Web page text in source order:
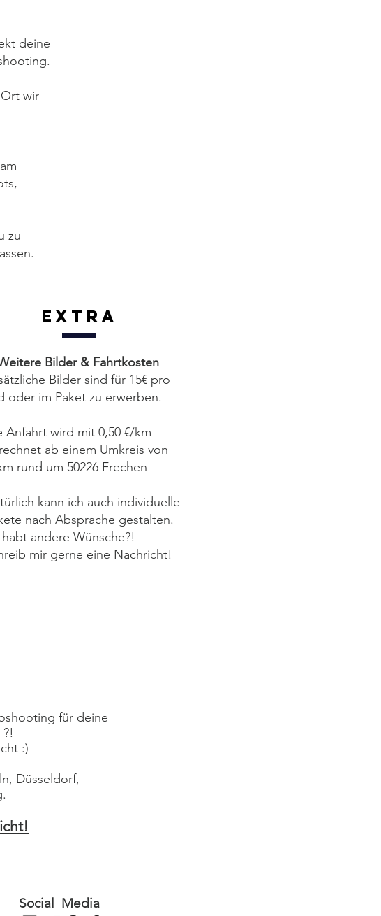
deine
wir
zu
Extra
Bilder & Fahrtkosten
Bilder sind für 15€ pro
oder im Paket zu erwerben.
Anfahrt wird mit 0,50 €/km
ab einem Umkreis von
rund um 50226 Frechen
kann ich auch individuelle
nach Absprache gestalten.
andere Wünsche?!
mir gerne eine Nachricht!
für deine
:)
Düsseldorf,
Social Media